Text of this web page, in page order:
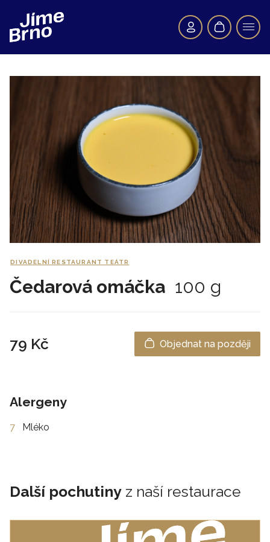
DIVADELNÍ RESTAURANT TEÁTR
Čedarová omáčka 100 g
79 Kč Objednat na později
Alergeny
7 Mléko
Další pochutiny z naší restaurace